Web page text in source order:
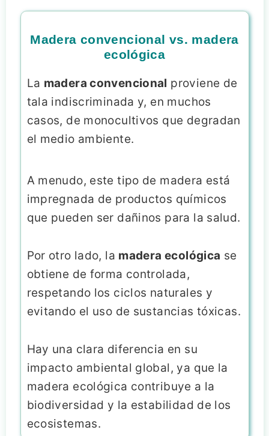
Madera convencional vs. madera
ecológica
La madera convencional proviene de
tala indiscriminada y, en muchos
casos, de monocultivos que degradan
el medio ambiente.
A menudo, este tipo de madera está
impregnada de productos químicos
que pueden ser dañinos para la salud.
Por otro lado, la madera ecológica se
obtiene de forma controlada,
respetando los ciclos naturales y
evitando el uso de sustancias tóxicas.
Hay una clara diferencia en su
impacto ambiental global, ya que la
madera ecológica contribuye a la
biodiversidad y la estabilidad de los
ecosistemas.